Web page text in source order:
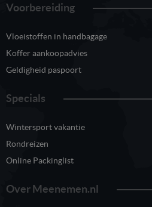
Voorbereiding
Vloeistoffen in handbagage
Koffer aankoopadvies
Geldigheid paspoort
Specials
Wintersport vakantie
Rondreizen
Online Packinglist
Over Meenemen.nl